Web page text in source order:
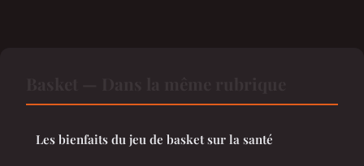
Les bienfaits du jeu de basket sur la santé